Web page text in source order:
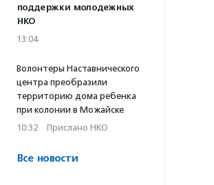
поддержки молодежных
НКО
13:04
Волонтеры Наставнического
центра преобразили
территорию дома ребенка
при колонии в Можайске
10:32 · Прислано НКО
Все новости